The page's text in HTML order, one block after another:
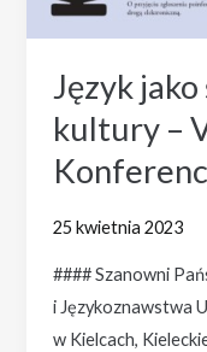
Język
kultury –
25 kwietnia 2023
#### Szanowni
i Językoznawstwa
w Kielcach,